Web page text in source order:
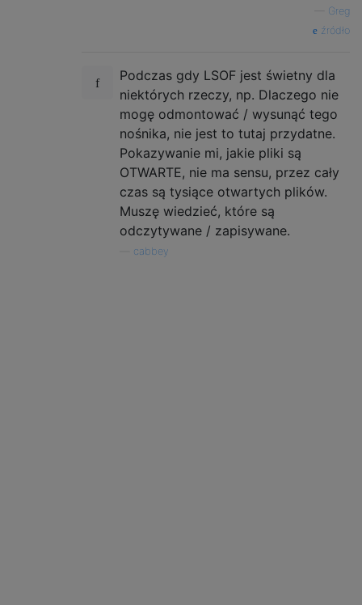
Greg
źródło
Podczas gdy LSOF jest świetny dla
niektórych rzeczy, np. Dlaczego nie
mogę odmontować / wysunąć tego
nośnika, nie jest to tutaj przydatne.
Pokazywanie mi, jakie pliki są
OTWARTE, nie ma sensu, przez cały
czas są tysiące otwartych plików.
Muszę wiedzieć, które są
odczytywane / zapisywane.
cabbey